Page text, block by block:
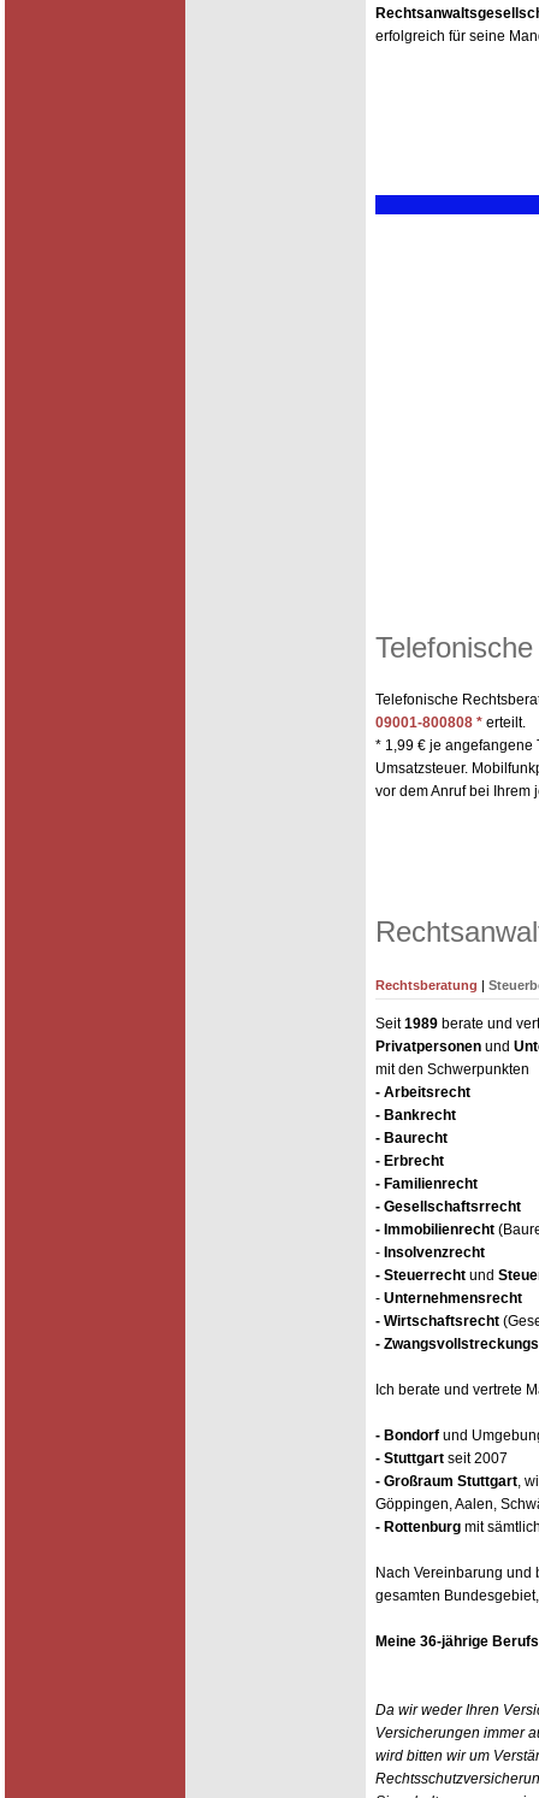
erfolgreich für seine
Telefonische
09001-800808 * erteilt.
* 1,99 € je angefangene
Umsatzsteuer.
vor dem Anruf bei Ihrem
Rechtsberatung |
Seit1989 berate und
Privatpersonen und
mit den Schwerpunkten
- Arbeitsrecht
- Bankrecht
- Baurecht
- Erbrecht
- Familienrecht
- Gesellschaftsrrecht
- Immobilienrecht
- Insolvenzrecht
- Steuerrecht und
- Unternehmensrecht
- Wirtschaftsrecht
-
Ich berate und vertrete
- Bondorf und
- Stuttgart seit 2007
- Großraum Stuttgart ,
Göppingen, Aalen,
- Rottenburg mit
Nach Vereinbarung und
gesamten
Meine 36-jährige
Da wir weder Ihren
Versicherungen immer
wird bitten wir um